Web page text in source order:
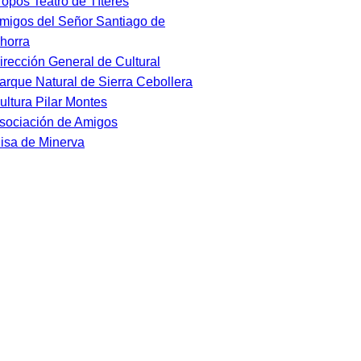
del Señor Santiago de
General de Cultural
Natural de Sierra Cebollera
Pilar Montes
de Amigos
de Minerva